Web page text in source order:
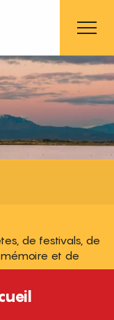
de festivals, de
mémoire et de